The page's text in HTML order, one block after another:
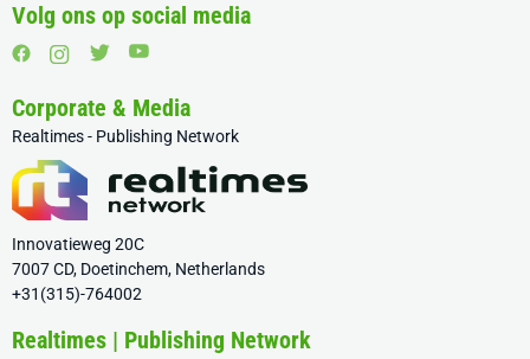
Volg ons op social media
Corporate & Media
Realtimes - Publishing Network
Innovatieweg 20C
7007 CD, Doetinchem, Netherlands
+31(315)-764002
Realtimes | Publishing Network